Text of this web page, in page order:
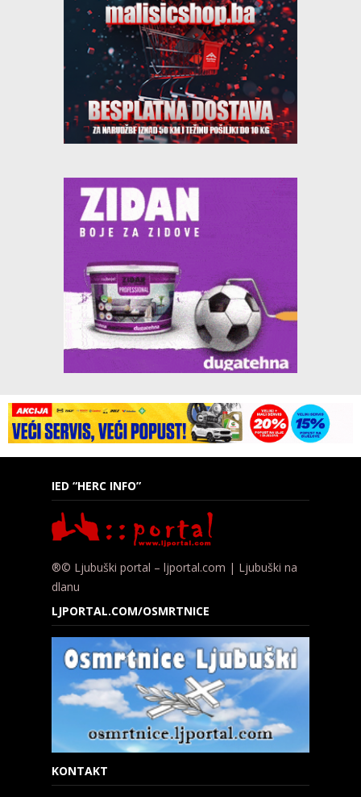
IED “HERC INFO”
®© Ljubuški portal – ljportal.com | Ljubuški na
dlanu
LJPORTAL.COM/OSMRTNICE
KONTAKT